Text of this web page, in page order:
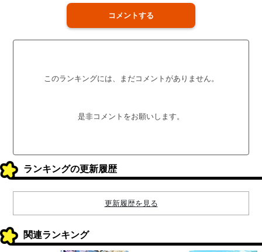
コメントする
このランキングには、まだコメントがありません。
是非コメントをお願いします。
ランキングの更新履歴
更新履歴を見る
関連ランキング